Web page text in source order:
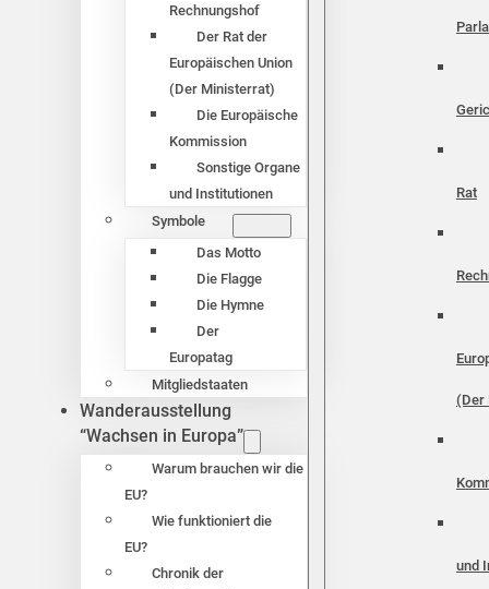
Rechnungshof
Der Rat der
Europäischen Union
(Der Ministerrat)
Die Europäische
Kommission
Sonstige Organe
und Institutionen
Symbole
Das Motto
Die Flagge
Die Hymne
Der
Europatag
Mitgliedstaaten
Wanderausstellung
“Wachsen in Europa”
Warum brauchen wir die
EU?
Wie funktioniert die
EU?
Chronik der
Rat
(Der
und